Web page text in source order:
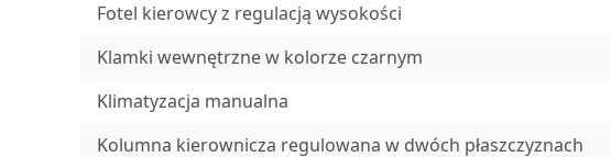
Fotel kierowcy z regulacją wysokości
Klamki wewnętrzne w kolorze czarnym
Klimatyzacja manualna
Kolumna kierownicza regulowana w dwóch płaszczyznach